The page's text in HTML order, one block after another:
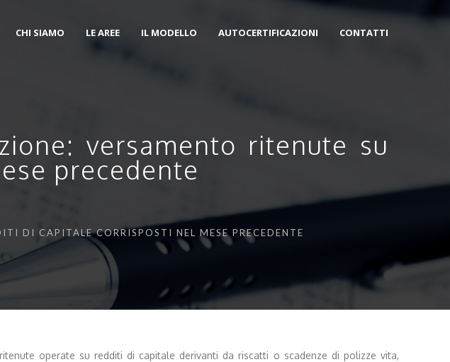
CHI SIAMO LE AREE IL MODELLO AUTOCERTIFICAZIONI CONTATTI
versamento ritenute su
precedente
DI CAPITALE CORRISPOSTI NEL MESE PRECEDENTE
operate su redditi di capitale derivanti da riscatti o scadenze di polizze vita,